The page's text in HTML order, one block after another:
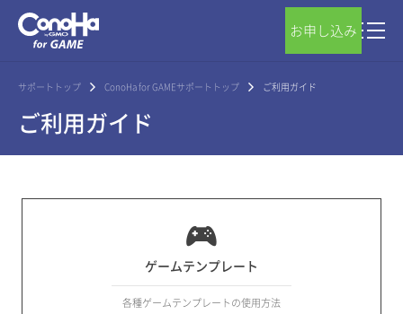
お申し込み
サポートトップ ConoHa for GAMEサポートトップ ご利用ガイド
ご利用ガイド
ゲームテンプレート
各種ゲームテンプレートの使用方法